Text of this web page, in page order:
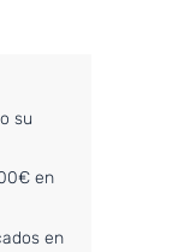
su
en
en